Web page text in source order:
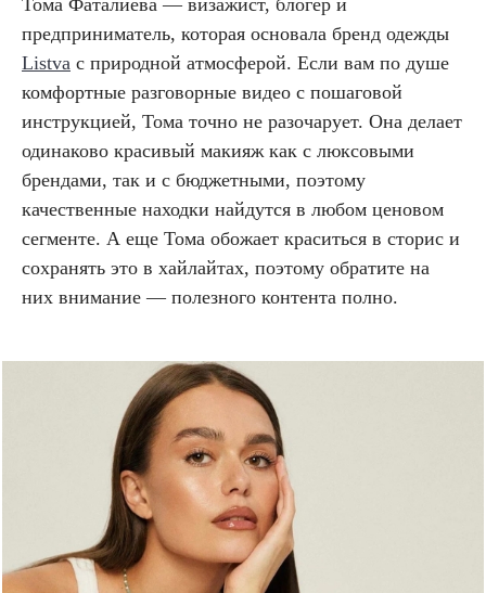
Тома Фаталиева — визажист, блогер и
предприниматель, которая основала бренд одежды
Listva с природной атмосферой. Если вам по душе
комфортные разговорные видео с пошаговой
инструкцией, Тома точно не разочарует. Она делает
одинаково красивый макияж как с люксовыми
брендами, так и с бюджетными, поэтому
качественные находки найдутся в любом ценовом
сегменте. А еще Тома обожает краситься в сторис и
сохранять это в хайлайтах, поэтому обратите на
них внимание — полезного контента полно.